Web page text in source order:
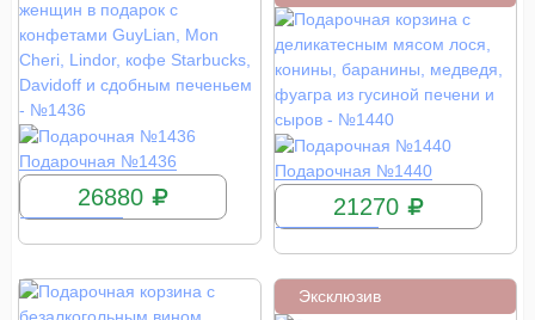
Подарочная №1436
КУПИТЬ
26880
Подарочная №1440
КУПИТЬ
21270
Эксклюзив